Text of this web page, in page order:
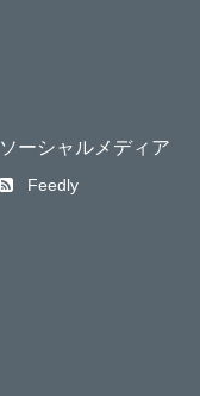
ソーシャルメディア
Feedly